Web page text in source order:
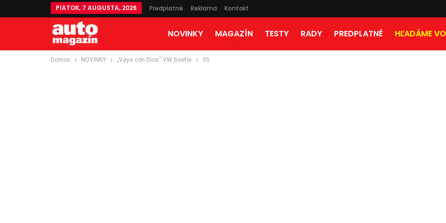
PIATOK, 7 AUGUSTA, 2026 Predplatné Reklama Kontakt
NOVINKY MAGAZÍN TESTY RADY PREDPLATNÉ HĽADÁME
Domov NOVINKY „Vaya con Dios“ VW Beetle 05